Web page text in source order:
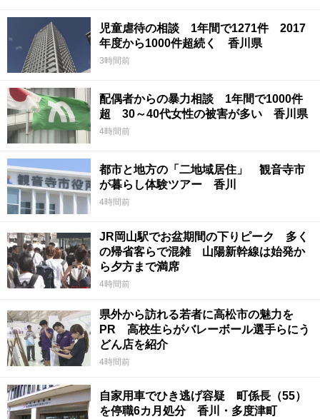
児童虐待の相談 1年間で1271件 2017
年度から1000件超続く 香川県
3時間前
配偶者からの暴力相談 1年間で1000件
超 30～40代女性の被害が多い 香川県
4時間前
都市と地方の「二地域居住」 観音寺市
が暮らし体験ツアー 香川
4時間前
JR岡山駅でお盆期間の下りピーク 多く
の帰省客らで混雑 山陽新幹線は始発か
ら夕方まで満席
4時間前
県外から訪れる若者に高松市の魅力を
PR 高校生らがバレーボール選手らにう
どん店を紹介
4時間前
自家用車でひき逃げ容疑 町係長（55）
を停職6カ月処分 香川・多度津町